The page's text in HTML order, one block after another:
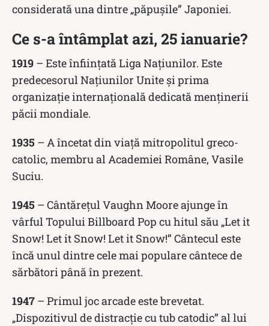
considerată una dintre „păpușile” Japoniei.
Ce s-a întâmplat azi, 25 ianuarie?
1919 – Este înființată Liga Națiunilor. Este
predecesorul Națiunilor Unite și prima
organizație internațională dedicată menținerii
păcii mondiale.
1935 – A încetat din viață mitropolitul greco-
catolic, membru al Academiei Române, Vasile
Suciu.
1945 – Cântărețul Vaughn Moore ajunge în
vârful Topului Billboard Pop cu hitul său „Let it
Snow! Let it Snow! Let it Snow!” Cântecul este
încă unul dintre cele mai populare cântece de
sărbători până în prezent.
1947 – Primul joc arcade este brevetat.
„Dispozitivul de distracție cu tub catodic” al lui